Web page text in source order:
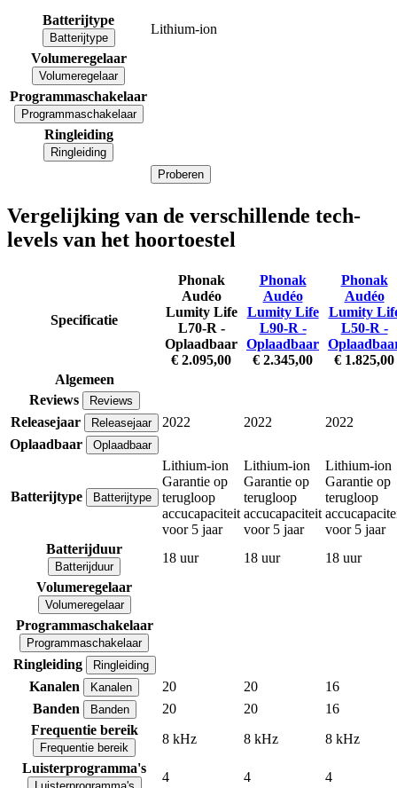
Batterijtype
Batterijtype
Lithium-ion
Volumeregelaar
Volumeregelaar
Programmaschakelaar
Programmaschakelaar
Ringleiding
Ringleiding
Proberen
Vergelijking van de verschillende tech-
levels van het hoortoestel
Specificatie
Phonak
Audéo
Lumity Life
L70-R -
Oplaadbaar
€ 2.095,00
Phonak
Audéo
Lumity Life
L90-R -
Oplaadbaar
€ 2.345,00
Phonak
Audéo
Lumity
L50-R -
€ 1.825,00
Algemeen
Reviews
Reviews
Releasejaar Releasejaar 2022 2022
2022
Oplaadbaar
Oplaadbaar
Batterijtype Batterijtype
Lithium-ion
Garantie op
terugloop
accucapaciteit
voor 5 jaar
Lithium-ion
Garantie op
terugloop
accucapaciteit
voor 5 jaar
Lithium-ion
Garantie op
terugloop
voor 5 jaar
Batterijduur
Batterijduur
18 uur 18 uur
18 uur
Volumeregelaar
Volumeregelaar
Programmaschakelaar
Programmaschakelaar
Ringleiding Ringleiding
Kanalen Kanalen 20 20
16
Banden
Banden 20 20
16
Frequentie bereik
Frequentie bereik
8 kHz 8 kHz
8 kHz
Luisterprogramma's
4 4 4